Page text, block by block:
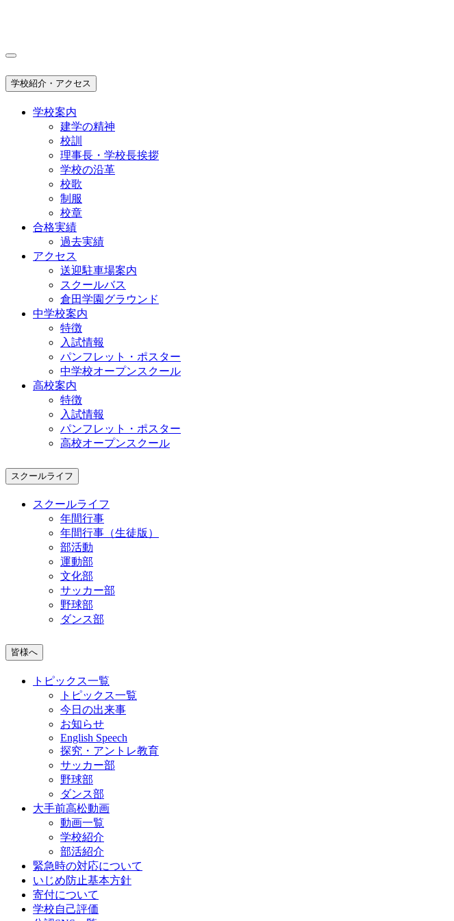
学校紹介・アクセス
学校案内
建学の精神
校訓
理事長・学校長挨拶
学校の沿革
校歌
制服
校章
合格実績
過去実績
アクセス
送迎駐車場案内
スクールバス
倉田学園グラウンド
中学校案内
特徴
入試情報
パンフレット・ポスター
中学校オープンスクール
高校案内
特徴
入試情報
パンフレット・ポスター
高校オープンスクール
スクールライフ
スクールライフ
年間行事
年間行事（生徒版）
部活動
運動部
文化部
サッカー部
野球部
ダンス部
皆様へ
トピックス一覧
トピックス一覧
今日の出来事
お知らせ
English Speech
探究・アントレ教育
サッカー部
野球部
ダンス部
大手前高松動画
動画一覧
学校紹介
部活紹介
緊急時の対応について
いじめ防止基本方針
寄付について
学校自己評価